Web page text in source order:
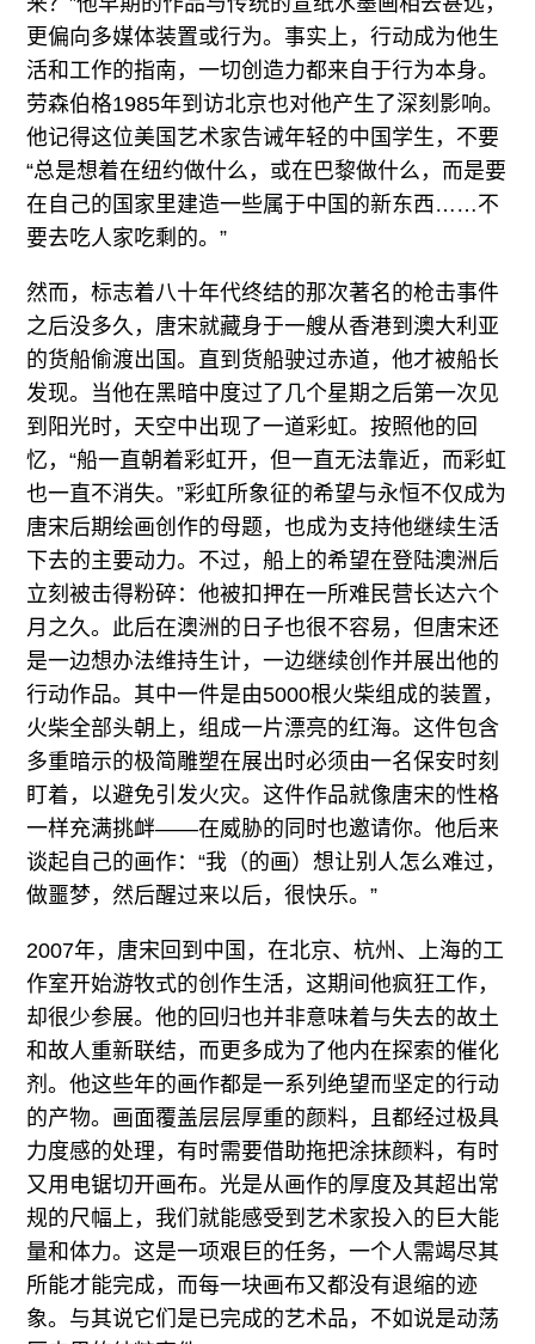
更偏向多媒体装置或行为。事实上，行动成为他生
活和工作的指南，一切创造力都来自于行为本身。
劳森伯格1985年到访北京也对他产生了深刻影响。
他记得这位美国艺术家告诫年轻的中国学生，不要
“总是想着在纽约做什么，或在巴黎做什么，而是要
在自己的国家里建造一些属于中国的新东西……不
要去吃人家吃剩的。”
然而，标志着八十年代终结的那次著名的枪击事件
之后没多久，唐宋就藏身于一艘从香港到澳大利亚
的货船偷渡出国。直到货船驶过赤道，他才被船长
发现。当他在黑暗中度过了几个星期之后第一次见
到阳光时，天空中出现了一道彩虹。按照他的回
忆，“船一直朝着彩虹开，但一直无法靠近，而彩虹
也一直不消失。”彩虹所象征的希望与永恒不仅成为
唐宋后期绘画创作的母题，也成为支持他继续生活
下去的主要动力。不过，船上的希望在登陆澳洲后
立刻被击得粉碎：他被扣押在一所难民营长达六个
月之久。此后在澳洲的日子也很不容易，但唐宋还
是一边想办法维持生计，一边继续创作并展出他的
行动作品。其中一件是由5000根火柴组成的装置，
火柴全部头朝上，组成一片漂亮的红海。这件包含
多重暗示的极简雕塑在展出时必须由一名保安时刻
盯着，以避免引发火灾。这件作品就像唐宋的性格
一样充满挑衅——在威胁的同时也邀请你。他后来
谈起自己的画作：“我（的画）想让别人怎么难过，
做噩梦，然后醒过来以后，很快乐。”
2007年，唐宋回到中国，在北京、杭州、上海的工
作室开始游牧式的创作生活，这期间他疯狂工作，
却很少参展。他的回归也并非意味着与失去的故土
和故人重新联结，而更多成为了他内在探索的催化
剂。他这些年的画作都是一系列绝望而坚定的行动
的产物。画面覆盖层层厚重的颜料，且都经过极具
力度感的处理，有时需要借助拖把涂抹颜料，有时
又用电锯切开画布。光是从画作的厚度及其超出常
规的尺幅上，我们就能感受到艺术家投入的巨大能
量和体力。这是一项艰巨的任务，一个人需竭尽其
所能才能完成，而每一块画布又都没有退缩的迹
象。与其说它们是已完成的艺术品，不如说是动荡